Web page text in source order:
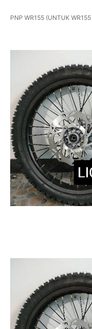
PNP WR155 (UNTUK